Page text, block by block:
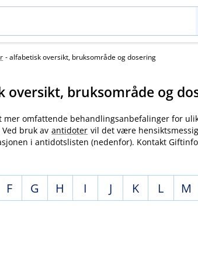
- alfabetisk oversikt, bruksområde og dosering
oversikt, bruksområde og
omfattende behandlingsanbefalinger for
bruk av antidoter vil det være
i antidotslisten (nedenfor). Kontakt
F G H I J K L
M